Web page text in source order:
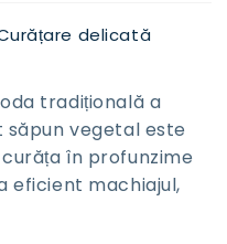
delicată
tradițională a
vegetal este
în profunzime
eficient machiajul,